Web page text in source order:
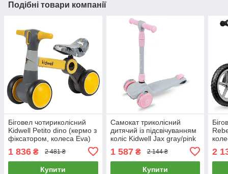
Подібні товари компанії
Біговел чотириколісний
Kidwell Petito dino (кермо з
фіксатором, колеса Eva)
1 836 ₴ 2 481 ₴
Купити
Самокат триколісний
дитячий із підсвічуванням
коліс Kidwell Jax gray/pink
(колеса PU) Сіро-рожевий
1 587₴ 2 144 ₴
Купити
2